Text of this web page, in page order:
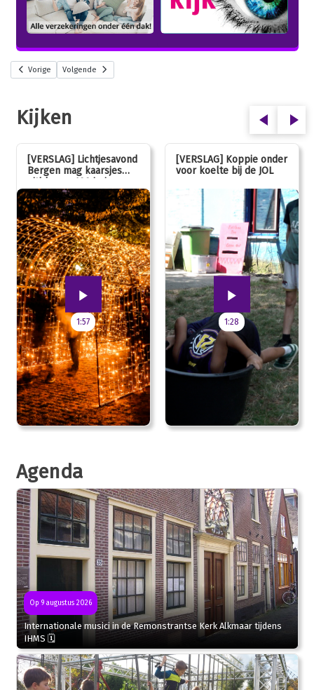
Vorige Volgende
Kijken
[VERSLAG] Lichtjesavond
Bergen mag kaarsjes
uitblazen: 100 jarig
jubileum!
1:57
[VERSLAG] Koppie onder
voor koelte bij de JOL
1:28
Agenda
Op 9 augustus 2026
Internationale musici in de Remonstrantse Kerk Alkmaar tijdens
IHMS 🗓